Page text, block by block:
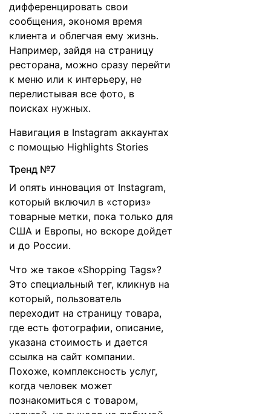
дифференцировать свои
сообщения, экономя время
клиента и облегчая ему жизнь.
Например, зайдя на страницу
ресторана, можно сразу перейти
к меню или к интерьеру, не
перелистывая все фото, в
поисках нужных.
Навигация в Instagram аккаунтах
с помощью Highlights Stories
Тренд №7
И опять инновация от Instagram,
который включил в «сториз»
товарные метки, пока только для
США и Европы, но вскоре дойдет
и до России.
Что же такое «Shopping Tags»?
Это специальный тег, кликнув на
который, пользователь
переходит на страницу товара,
где есть фотографии, описание,
указана стоимость и дается
ссылка на сайт компании.
Похоже, комплексность услуг,
когда человек может
познакомиться с товаром,